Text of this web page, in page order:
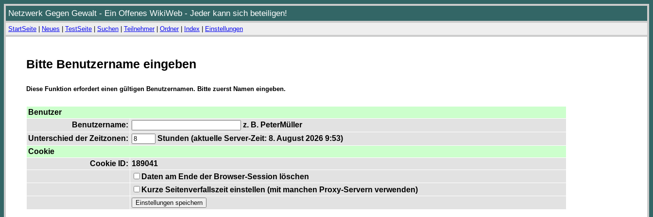
Netzwerk Gegen Gewalt - Ein Offenes WikiWeb - Jeder kann sich beteiligen!
StartSeite Neues TestSeite Suchen Teilnehmer| Ordner| Index Einstellungen
Bitte Benutzername eingeben
Diese Funktion erfordert einen gültigen Benutzernamen. Bitte zuerst Namen eingeben.
Benutzer
Benutzername:
z. B. PeterMüller
Unterschied der Zeitzonen:
Stunden (aktuelle Server-Zeit: 8. August 2026 9:53)
Cookie
Cookie ID: 189041
Daten am Ende der Browser-Session löschen
Kurze Seitenverfallszeit einstellen (mit manchen Proxy-Servern verwenden)